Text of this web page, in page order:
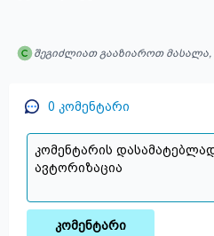
შეგიძლიათ გააზიაროთ
0 კომენტარი
კომენტარი